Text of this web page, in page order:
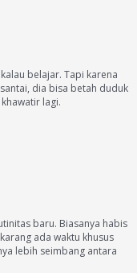
belajar. Tapi karena
dia bisa betah duduk
lagi.
baru. Biasanya habis
ada waktu khusus
lebih seimbang antara